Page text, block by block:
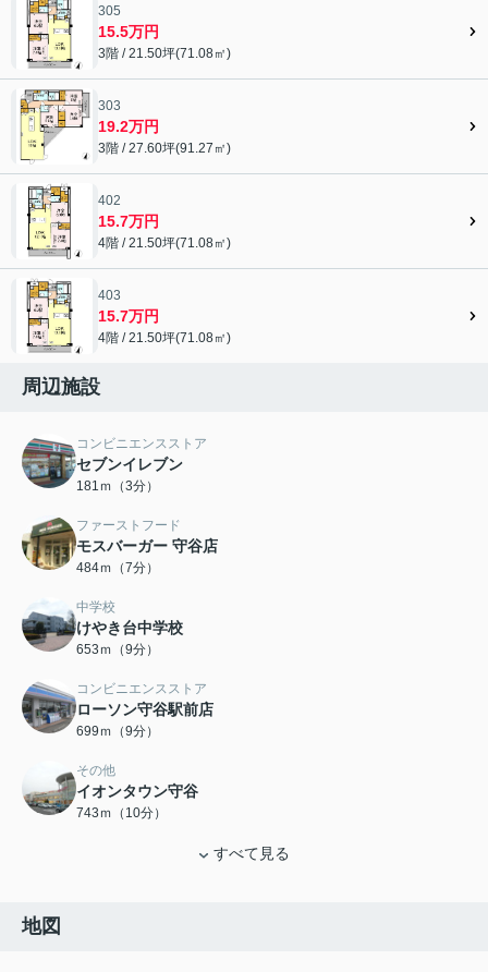
305
15.5万円
3階 / 21.50坪(71.08㎡)
303
19.2万円
3階 / 27.60坪(91.27㎡)
402
15.7万円
4階 / 21.50坪(71.08㎡)
403
15.7万円
4階 / 21.50坪(71.08㎡)
周辺施設
コンビニエンスストア
セブンイレブン
181ｍ（3分）
ファーストフード
モスバーガー 守谷店
484ｍ（7分）
中学校
けやき台中学校
653ｍ（9分）
コンビニエンスストア
ローソン守谷駅前店
699ｍ（9分）
その他
イオンタウン守谷
743ｍ（10分）
すべて見る
地図